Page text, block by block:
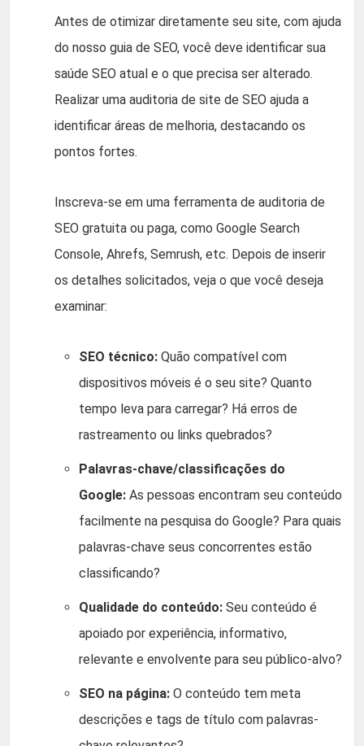
Antes de otimizar diretamente seu site, com ajuda
do nosso guia de SEO, você deve identificar sua
saúde SEO atual e o que precisa ser alterado.
Realizar uma auditoria de site de SEO ajuda a
identificar áreas de melhoria, destacando os
pontos fortes.
Inscreva-se em uma ferramenta de auditoria de
SEO gratuita ou paga, como Google Search
Console, Ahrefs, Semrush, etc. Depois de inserir
os detalhes solicitados, veja o que você deseja
examinar:
SEO técnico: Quão compatível com
dispositivos móveis é o seu site? Quanto
tempo leva para carregar? Há erros de
rastreamento ou links quebrados?
Palavras-chave/classificações do
Google: As pessoas encontram seu conteúdo
facilmente na pesquisa do Google? Para quais
palavras-chave seus concorrentes estão
classificando?
Qualidade do conteúdo: Seu conteúdo é
apoiado por experiência, informativo,
relevante e envolvente para seu público-alvo?
SEO na página: O conteúdo tem meta
descrições e tags de título com palavras-